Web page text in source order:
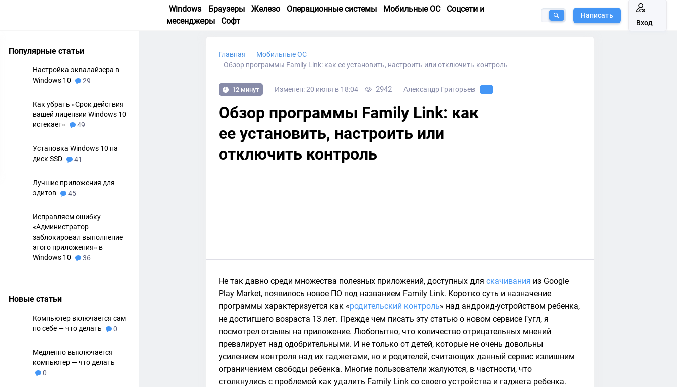
Windows Браузеры Железо Операционные системы Мобильные ОС
Соцсети и
месенджеры
Софт
Написать
Вход
Популярные статьи
Настройка эквалайзера в
Windows 10
29
Как убрать «Срок действия
вашей лицензии Windows 10
истекает»
49
Установка Windows 10 на
диск SSD
41
Лучшие приложения для
эдитов
45
Исправляем ошибку
«Администратор
заблокировал выполнение
этого приложения» в
Windows 10
36
Новые статьи
Компьютер включается сам
по себе — что делать
0
Медленно выключается
компьютер — что делать
0
Главная
Мобильные ОС
Обзор программы Family Link: как ее установить, настроить или отключить контроль
12 минут Изменен: 20 июня в 18:04 2942 Александр Григорьев
Обзор программы Family Link: как
ее установить, настроить или
отключить контроль
Не так давно среди множества полезных приложений, доступных дляскачивания из Google
Play Market, появилось новое ПО под названием Family Link. Коротко суть и назначение
программы характеризуется как «родительский контроль» над андроид-устройством ребенка,
не достигшего возраста 13 лет. Прежде чем писать эту статью о новом сервисе Гугл, я
посмотрел отзывы на приложение. Любопытно, что количество отрицательных мнений
превалирует над одобрительными. И не только от детей, которые не очень довольны
усилением контроля над их гаджетами, но и родителей, считающих данный сервис излишним
ограничением свободы ребенка. Многие пользователи жалуются, в частности, что
столкнулись с проблемой как удалить Family Link со своего устройства и гаджета ребенка.